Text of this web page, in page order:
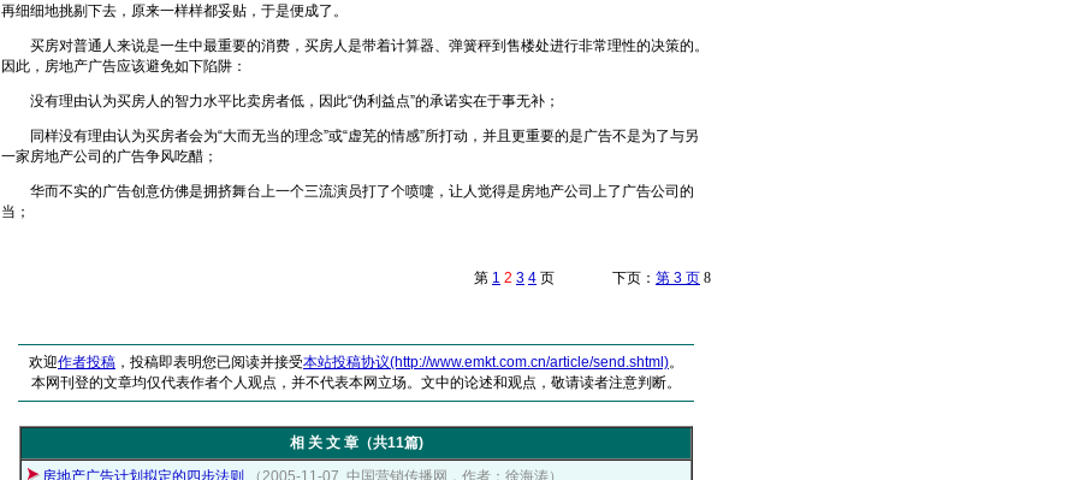
再细细地挑剔下去，原来一样样都妥贴，于是便成了。
买房对普通人来说是一生中最重要的消费，买房人是带着计算器、弹簧秤到售楼处进行非常理性的决策的。
因此，房地产广告应该避免如下陷阱：
没有理由认为买房人的智力水平比卖房者低，因此“伪利益点”的承诺实在于事无补；
同样没有理由认为买房者会为“大而无当的理念”或“虚芜的情感”所打动，并且更重要的是广告不是为了与另
一家房地产公司的广告争风吃醋；
华而不实的广告创意仿佛是拥挤舞台上一个三流演员打了个喷嚏，让人觉得是房地产公司上了广告公司的
当；
第 1 2 3 4 页 下页： 第 3 页 8
欢迎作者投稿 ，投稿即表明您已阅读并接受本站投稿协议(http://www.emkt.com.cn/article/send.shtml)。
本网刊登的文章均仅代表作者个人观点，并不代表本网立场。文中的论述和观点，敬请读者注意判断。
相 关 文 章（共11篇)
房地产广告计划拟定的四步法则
（2005-11-07, 中国营销传播网，作者：徐海涛）